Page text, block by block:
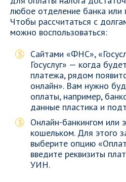
любое отделение банка или
Чтобы рассчитаться с
можно воспользоваться:
Сайтами «ФНС»,
Госуслуг» — когда
платежа, рядом
онлайн». Вам нужно
оплаты, например,
данные пластика и
Онлайн-банкингом или
кошельком. Для этого
выберите опцию
введите реквизиты
УИН.